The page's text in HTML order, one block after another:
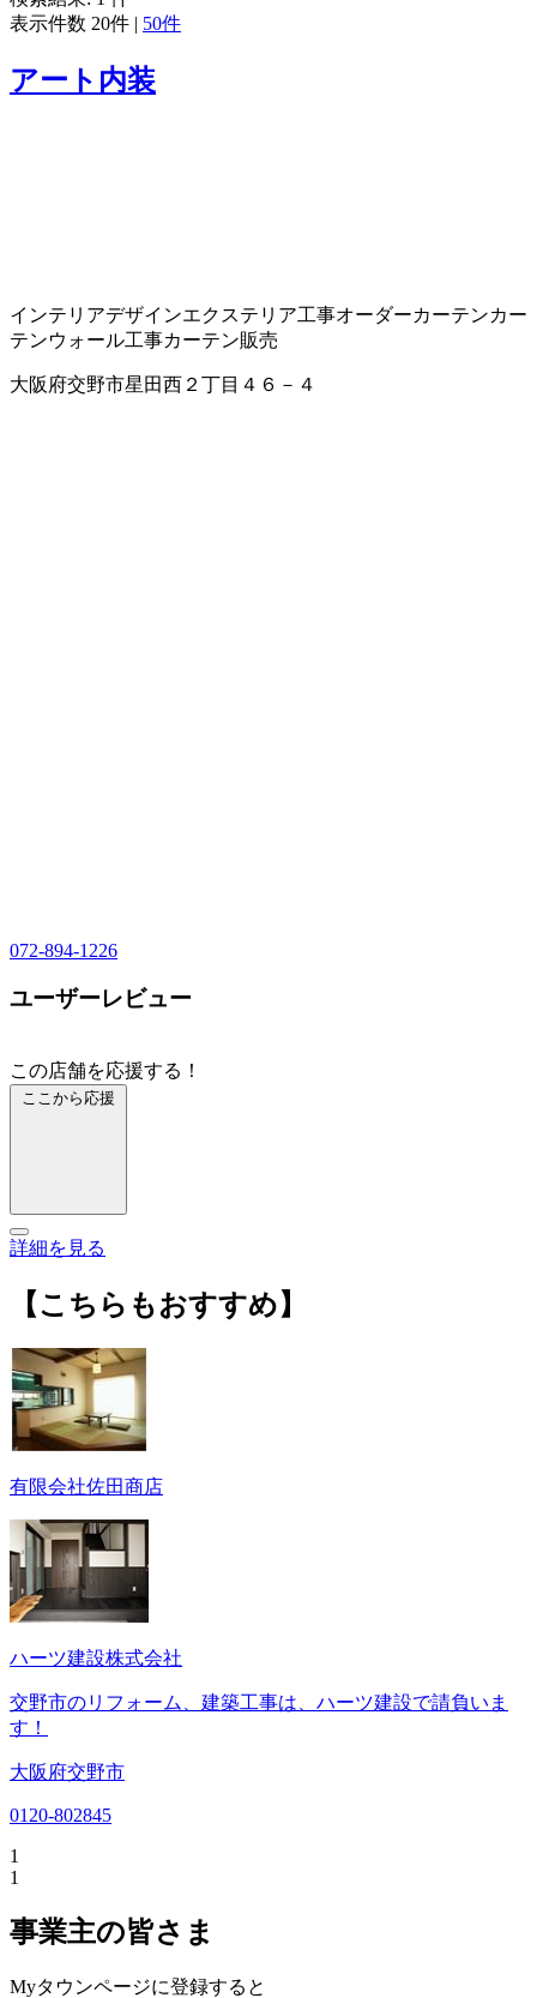
表示件数 20件 | 50件
アート内装
インテリアデザインエクステリア工事オーダーカーテンカー
テンウォール工事カーテン販売
大阪府交野市星田西２丁目４６－４
072-894-1226
ユーザーレビュー
この店舗を応援する！
ここから応援
詳細を見る
【こちらもおすすめ】
有限会社佐田商店
ハーツ建設株式会社
交野市のリフォーム、建築工事は、ハーツ建設で請負いま
す！
大阪府交野市
0120-802845
1
1
事業主の皆さま
Myタウンページに登録すると